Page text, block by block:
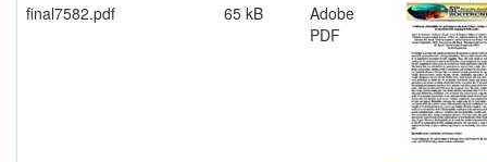
final7582.pdf
65 kB
Adobe
PDF